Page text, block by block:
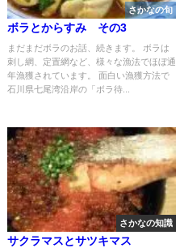
さかなの旬
ボラとからすみ その3
まだまだボラのお話、続きます。 ボラは
刺し網、定置網など、様々な漁法でほぼ通
年漁獲されています。 面白い漁獲方法で
石川県七尾湾沿岸の「ボラ待...
さかなの知識
サクラマスとサツキマス